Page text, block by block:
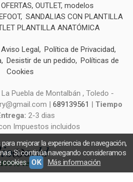
OFERTAS, OUTLET, modelos
SANDALIAS CON PLANTILLA
PLANTILLA ANATÓMICA
Aviso Legal
Política de Privacidad
Desistir de un pedido
Políticas de
Cookies
Puebla de Montalbán , Toledo -
| 689139561 | Tiempo
2-3 dias
Impuestos incluidos
mejorar la experiencia de navegación,
Si continúa navegando consideramos
cookies. OK Más información